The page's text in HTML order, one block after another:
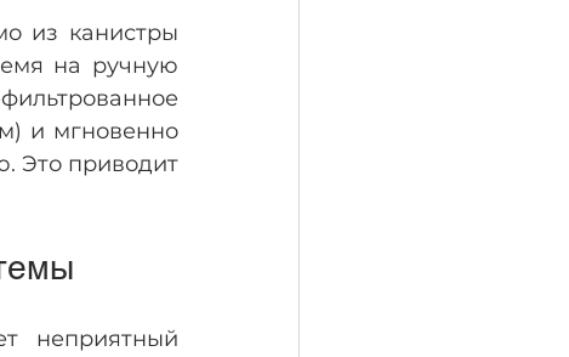
из канистры
на ручную
и мгновенно
Это приводит
неприятный